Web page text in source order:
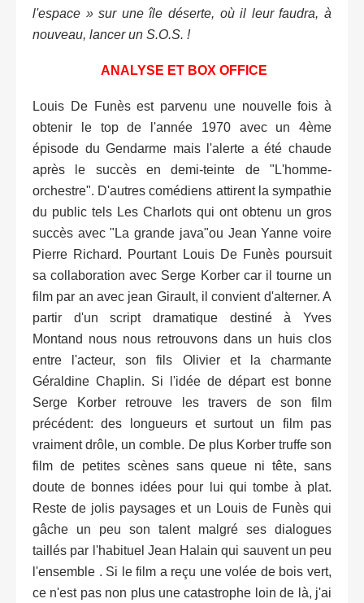
l'espace » sur une île déserte, où il leur faudra, à
nouveau, lancer un S.O.S. !
ANALYSE ET BOX OFFICE
Louis De Funès est parvenu une nouvelle fois à
obtenir le top de l'année 1970 avec un 4ème
épisode du Gendarme mais l'alerte a été chaude
après le succès en demi-teinte de "L'homme-
orchestre". D'autres comédiens attirent la sympathie
du public tels Les Charlots qui ont obtenu un gros
succès avec "La grande java"ou Jean Yanne voire
Pierre Richard. Pourtant Louis De Funès poursuit
sa collaboration avec Serge Korber car il tourne un
film par an avec jean Girault, il convient d'alterner. A
partir d'un script dramatique destiné à Yves
Montand nous nous retrouvons dans un huis clos
entre l'acteur, son fils Olivier et la charmante
Géraldine Chaplin. Si l'idée de départ est bonne
Serge Korber retrouve les travers de son film
précédent: des longueurs et surtout un film pas
vraiment drôle, un comble. De plus Korber truffe son
film de petites scènes sans queue ni tête, sans
doute de bonnes idées pour lui qui tombe à plat.
Reste de jolis paysages et un Louis de Funès qui
gâche un peu son talent malgré ses dialogues
taillés par l'habituel Jean Halain qui sauvent un peu
l'ensemble . Si le film a reçu une volée de bois vert,
ce n'est pas non plus une catastrophe loin de là, j'ai